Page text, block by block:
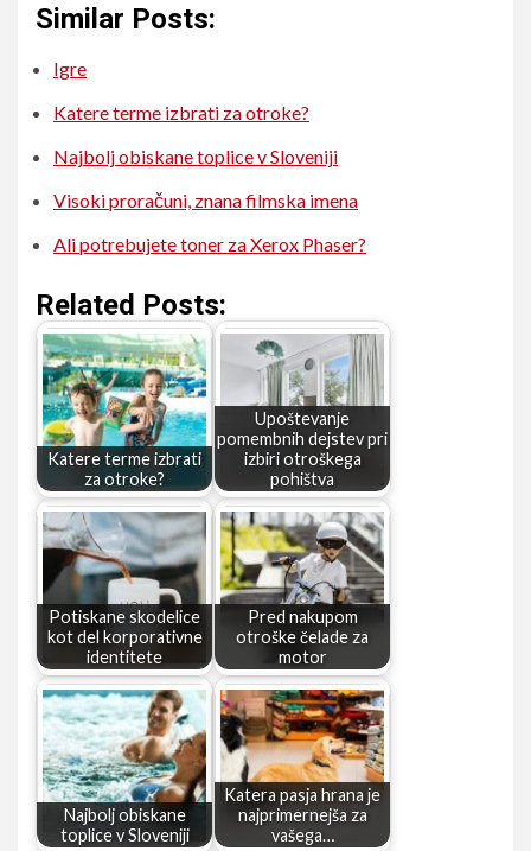
Similar Posts:
Igre
Katere terme izbrati za otroke?
Najbolj obiskane toplice v Sloveniji
Visoki proračuni, znana filmska imena
Ali potrebujete toner za Xerox Phaser?
Related Posts:
Katere terme izbrati
za otroke?
Upoštevanje
pomembnih dejstev pri
izbiri otroškega
pohištva
Potiskane skodelice
kot del korporativne
identitete
Pred nakupom
otroške čelade za
motor
Najbolj obiskane
toplice v Sloveniji
Katera pasja hrana je
najprimernejša za
vašega…